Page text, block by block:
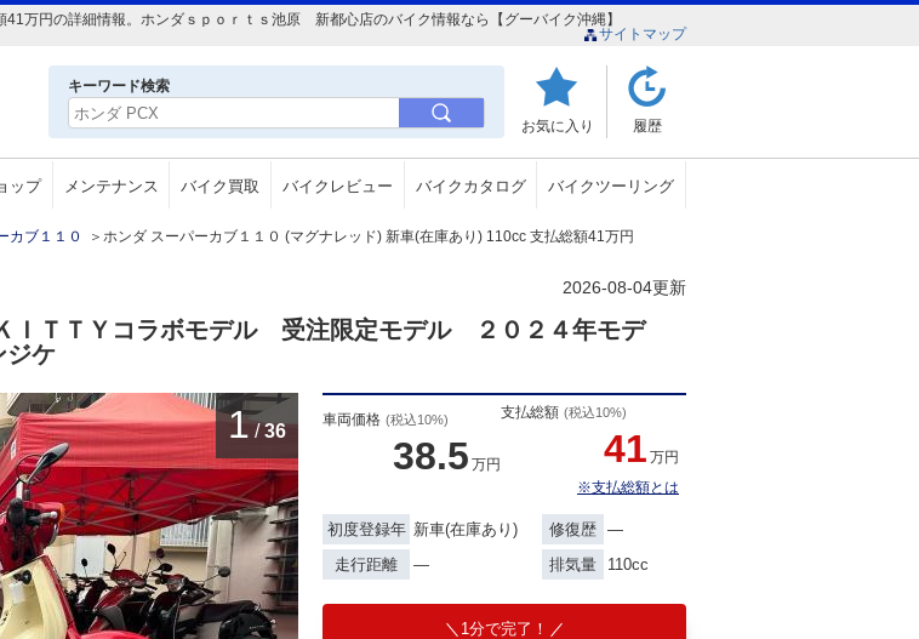
万円の詳細情報。ホンダｓｐｏｒｔｓ池原 新都心店のバイク情報なら【グーバイク沖縄】
サイトマップ
キーワード検索
お気に入り 履歴
ップ メンテナンス バイク買取 バイクレビュー バイクカタログ バイクツーリング
カブ１１０ ＞ ホンダ スーパーカブ１１０ (マグナレッド) 新車(在庫あり) 110cc 支払総額41万円
2026-08-04更新
ＴＴＹコラボモデル 受注限定モデル ２０２４年モデ
ケ
1 / 36
車両価格 (税込10%)
38.5 万円
支払総額 (税込10%)
41 万円
※支払総額とは
初度登録年 新車(在庫あり) 修復歴
―
走行距離
― 排気量 110cc
1分で完了！